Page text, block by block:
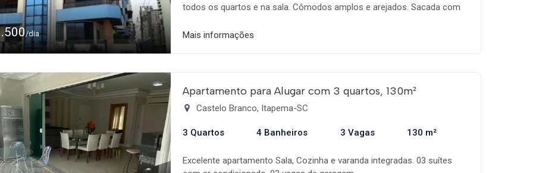
/dia
todos os quartos e na sala. Cômodos amplos e arejados. Sacada com
opções de lazer no Calçadão. Elevador. Completo com utensílios e
Mais informações
Apartamento para Alugar com 3 quartos, 130m²
Castelo Branco, Itapema-SC
3 Quartos 4 Banheiros 3 Vagas 130 m²
Excelente apartamento Sala, Cozinha e varanda integradas. 03 suítes